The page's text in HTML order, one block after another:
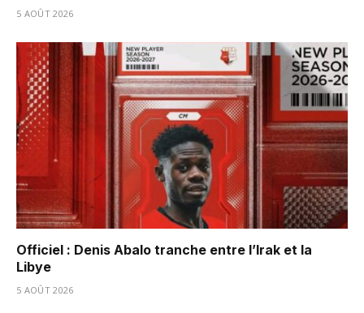
5 AOÛT 2026
Officiel : Denis Abalo tranche entre l’Irak et la
Libye
5 AOÛT 2026